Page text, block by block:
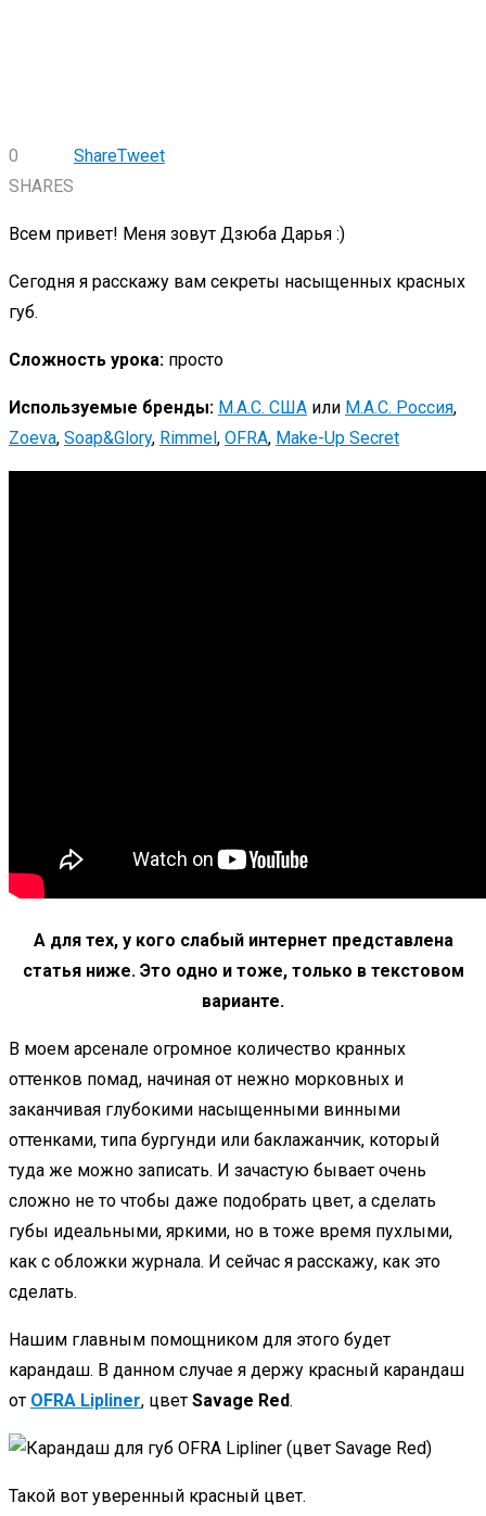
0
SHARES
ShareTweet
Всем привет! Меня зовут Дзюба Дарья :)
Сегодня я расскажу вам секреты насыщенных красных
губ.
Сложность урока: просто
Используемые бренды: M.A.C. США или M.A.C. Россия,
Zoeva, Soap&Glory, Rimmel, OFRA, Make-Up Secret
А для тех, у кого слабый интернет представлена
статья ниже. Это одно и тоже, только в текстовом
варианте.
В моем арсенале огромное количество кранных
оттенков помад, начиная от нежно морковных и
заканчивая глубокими насыщенными винными
оттенками, типа бургунди или баклажанчик, который
туда же можно записать. И зачастую бывает очень
сложно не то чтобы даже подобрать цвет, а сделать
губы идеальными, яркими, но в тоже время пухлыми,
как с обложки журнала. И сейчас я расскажу, как это
сделать.
Нашим главным помощником для этого будет
карандаш. В данном случае я держу красный карандаш
от OFRA Lipliner, цвет Savage Red.
Такой вот уверенный красный цвет.